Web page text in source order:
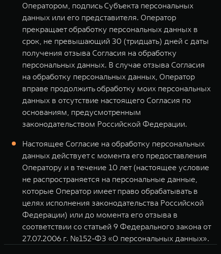
Оператором, подпись Субъекта персональных
данных или его представителя. Оператор
прекращает обработку персональных данных в
срок, не превышающий 30 (тридцать) дней с даты
получения отзыва Согласия на обработку
персональных данных. В случае отзыва Согласия
на обработку персональных данных, Оператор
вправе продолжить обработку моих персональных
данных в отсутствие настоящего Согласия по
основаниям, предусмотренным
законодательством Российской Федерации.
Настоящее Согласие на обработку персональных
данных действует с момента его предоставления
Оператору и в течение 10 лет (настоящее условие
не распространяется на персональные данные,
которые Оператор имеет право обрабатывать в
целях исполнения законодательства Российской
Федерации) или до момента его отзыва в
соответствии со статьей 9 Федерального закона от
27.07.2006 г. №152-ФЗ «О персональных данных».